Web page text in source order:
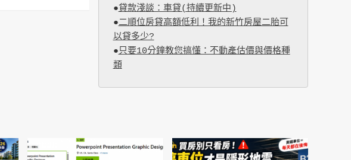
●貸款淺談：車貸(持續更新中)
●二順位房貸高額低利！我的新竹房屋二胎可
以貸多少?
●只要10分鐘教您搞懂：不動產估價與價格種
類